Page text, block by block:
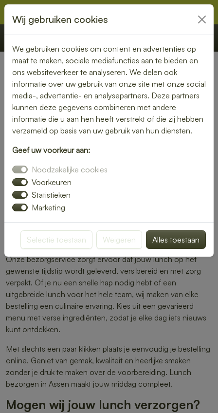
€ 0,00 Offerte Bestellen
Nederland»Drenthe» Assen
Lunch laten bezorgen in
Assen – vers, snel en
smaakvol
maken? Laat je lunch bezorgen in Assen en geniet van
verse, smaakvolle gerechten zonder gedoe. Of je nu op
kantoor bent, thuiswerkt of gewoon zin hebt in een
ontspannen middagpauze, een bezorgde lunch is altijd een
warme maaltijden – er is altijd iets dat perfect aansluit bij
jouw smaak.
Onze bezorgservice zorgt ervoor dat jouw lunch op het
gewenste tijdstip wordt geleverd, vers bereid en met zorg
verpakt. Of je nu een snelle hap nodig hebt of een
uitgebreide lunch voor het hele team, wij maken van elke
bestelling een culinaire ervaring. Kies uit een gevarieerd
menu met verse ingrediënten, zodat je elke dag iets nieuws
kunt ontdekken.
Met slechts een paar klikken plaats je eenvoudig je bestelling
online. Geniet van gemak, kwaliteit en heerlijke smaken
zonder je druk te maken over de voorbereiding. Lunch
bezorgen in Assen maakt jouw middag compleet.
Mogen wij jouw lunch verzorgen?
Wij gebruiken cookies
We gebruiken cookies om content en advertenties op
maat te maken, sociale mediafuncties aan te bieden en
ons websiteverkeer te analyseren. We delen ook
informatie over uw gebruik van onze site met onze social
media-, advertentie- en analysepartners. Deze partners
kunnen deze gegevens combineren met andere
informatie die u aan hen heeft verstrekt of die zij hebben
verzameld op basis van uw gebruik van hun diensten.
Geef uw voorkeur aan:
Noodzakelijke cookies
Voorkeuren
Statistieken
Marketing
Selectie toestaan Weigeren Alles toestaan